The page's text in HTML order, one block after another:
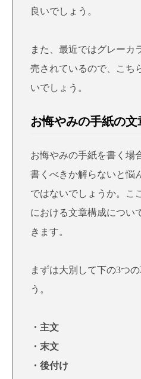
良いでしょう。
また、最近ではグレーカ
売されているので、こち
いでしょう。
お悔やみの手紙の
お悔やみの手紙を書く場
書くべきか解らないと悩
ではないでしょうか。こ
における文章構成につい
きます。
まずは大別して下の3つ
う。
・主文
・末文
・後付け